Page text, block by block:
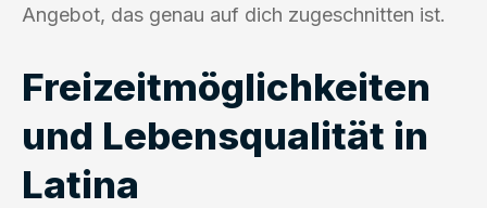
Angebot, das genau auf dich zugeschnitten ist.
Freizeitmöglichkeiten
und Lebensqualität in
Latina